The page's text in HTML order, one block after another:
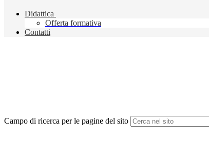
Didattica
Offerta formativa
Contatti
Campo di ricerca per le pagine del sito